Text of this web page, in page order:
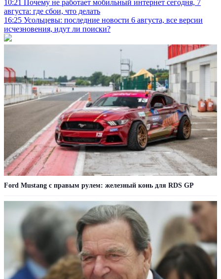
10:21
Почему не работает мобильный интернет сегодня, 7
августа: где сбои, что делать
16:25 Усольцевы: последние новости 6 августа, все версии
исчезновения, идут ли поиски?
Ford Mustang с правым рулем: железный конь для RDS GP